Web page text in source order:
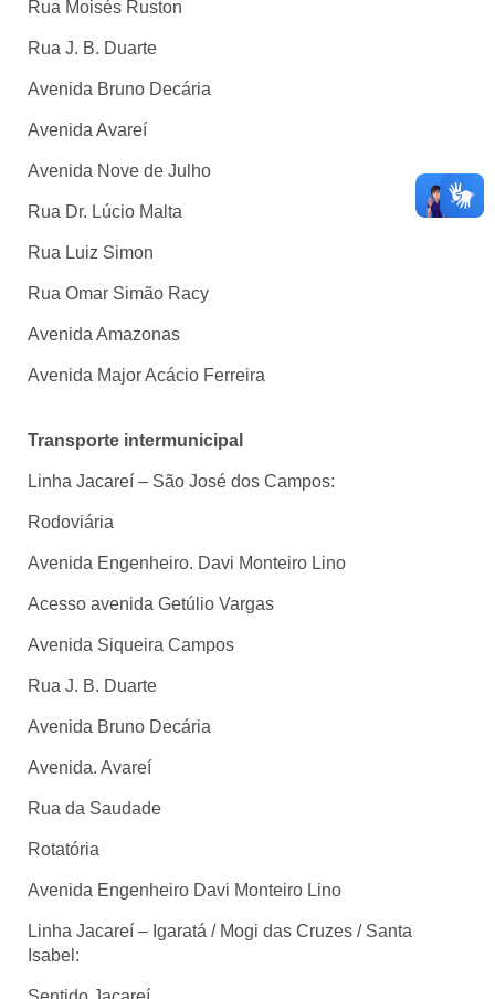
Rua Moisés Ruston
Rua J. B. Duarte
Avenida Bruno Decária
Avenida Avareí
Avenida Nove de Julho
Rua Dr. Lúcio Malta
Rua Luiz Simon
Rua Omar Simão Racy
Avenida Amazonas
Avenida Major Acácio Ferreira
Transporte intermunicipal
Linha Jacareí – São José dos Campos:
Rodoviária
Avenida Engenheiro. Davi Monteiro Lino
Acesso avenida Getúlio Vargas
Avenida Siqueira Campos
Rua J. B. Duarte
Avenida Bruno Decária
Avenida. Avareí
Rua da Saudade
Rotatória
Avenida Engenheiro Davi Monteiro Lino
Linha Jacareí – Igaratá / Mogi das Cruzes / Santa
Isabel: